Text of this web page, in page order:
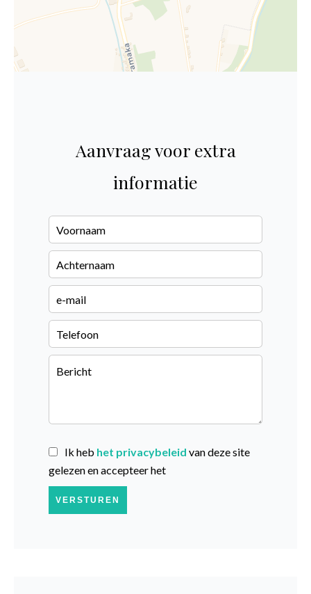
Aanvraag voor extra
informatie
Ik heb het privacybeleid van deze site
gelezen en accepteer het
VERSTUREN